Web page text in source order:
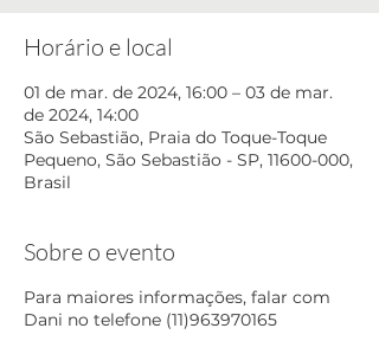
Horário e local
01 de mar. de 2024, 16:00 – 03 de mar.
de 2024, 14:00
São Sebastião, Praia do Toque-Toque
Pequeno, São Sebastião - SP, 11600-000,
Brasil
Sobre o evento
Para maiores informações, falar com
Dani no telefone (11)963970165